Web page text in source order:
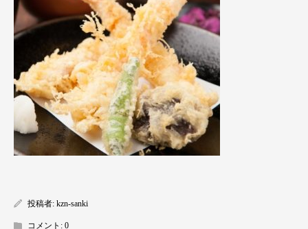
投稿者: kzn-sanki
コメント: 0